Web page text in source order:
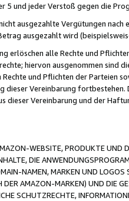
5 und jeder Verstoß gegen die
ausgezahlte Vergütungen
ausgezahlt wird
erlöschen alle Rechte und
hiervon ausgenommen sind
und Pflichten der Parteien
dieser Vereinbarung
dieser Vereinbarung und der
WEBSITE, PRODUKTE UND
DIE
NAMEN, MARKEN UND
DER AMAZON-MARKEN) UND DIE
SCHUTZRECHTE,